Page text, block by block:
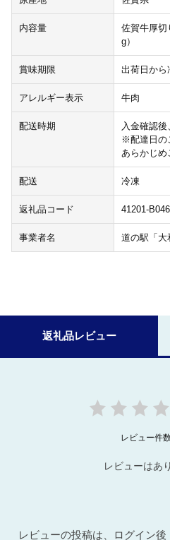
内容量
佐賀牛厚切
g）
賞味期限 出荷日から
アレルギー表示 牛肉
配送時期
入金確認
※配達日の
あらかじめ
配送 冷凍
返礼品コード 41201-
事業者名 道の駅「大
返礼品レビュー
レビュー件
レビューはあ
レビューの投稿は、ログイン後